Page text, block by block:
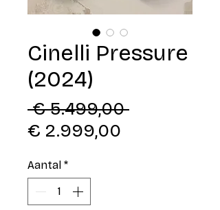
Cinelli Pressure
(2024)
€ 5.499,00 Normale
€ 2.999,00
Aantal *